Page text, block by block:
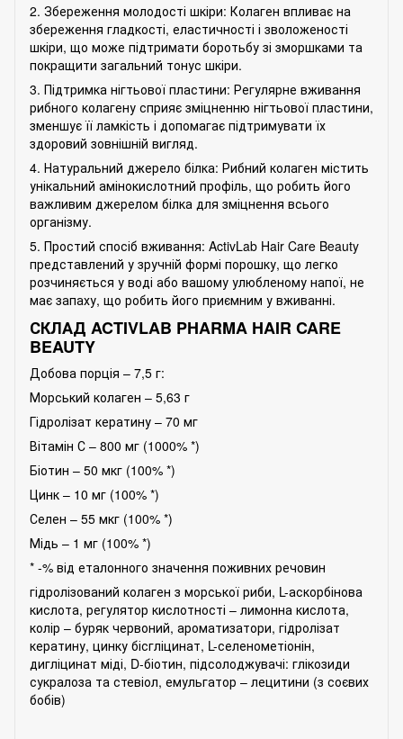
2. Збереження молодості шкіри: Колаген впливає на
збереження гладкості, еластичності і зволоженості
шкіри, що може підтримати боротьбу зі зморшками та
покращити загальний тонус шкіри.
3. Підтримка нігтьової пластини: Регулярне вживання
рибного колагену сприяє зміцненню нігтьової пластини,
зменшує її ламкість і допомагає підтримувати їх
здоровий зовнішній вигляд.
4. Натуральний джерело білка: Рибний колаген містить
унікальний амінокислотний профіль, що робить його
важливим джерелом білка для зміцнення всього
організму.
5. Простий спосіб вживання: ActivLab Hair Care Beauty
представлений у зручній формі порошку, що легко
розчиняється у воді або вашому улюбленому напої, не
має запаху, що робить його приємним у вживанні.
СКЛАД ACTIVLAB PHARMA HAIR CARE
BEAUTY
Добова порція – 7,5 г:
Морський колаген – 5,63 г
Гідролізат кератину – 70 мг
Вітамін С – 800 мг (1000% *)
Біотин – 50 мкг (100% *)
Цинк – 10 мг (100% *)
Селен – 55 мкг (100% *)
Мідь – 1 мг (100% *)
* -% від еталонного значення поживних речовин
гідролізований колаген з морської риби, L-аскорбінова
кислота, регулятор кислотності – лимонна кислота,
колір – буряк червоний, ароматизатори, гідролізат
кератину, цинку бісгліцинат, L-селенометіонін,
дигліцинат міді, D-біотин, підсолоджувачі: глікозиди
сукралоза та стевіол, емульгатор – лецитини (з соєвих
бобів)